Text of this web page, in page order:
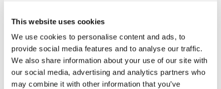
This website uses cookies
We use cookies to personalise content and ads, to
provide social media features and to analyse our traffic.
We also share information about your use of our site with
our social media, advertising and analytics partners who
may combine it with other information that you’ve